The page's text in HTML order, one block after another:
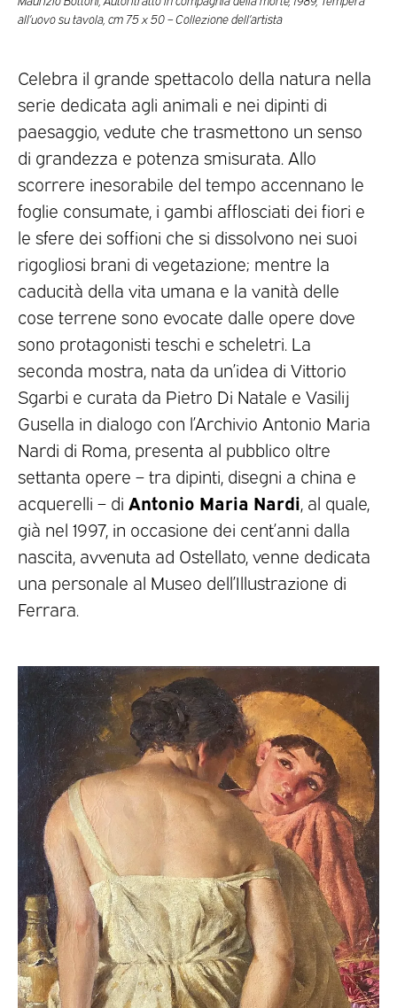
all’uovo su tavola, cm 75 x 50 – Collezione dell’artista
Celebra il grande spettacolo della natura nella
serie dedicata agli animali e nei dipinti di
paesaggio, vedute che trasmettono un senso
di grandezza e potenza smisurata. Allo
scorrere inesorabile del tempo accennano le
foglie consumate, i gambi afflosciati dei fiori e
le sfere dei soffioni che si dissolvono nei suoi
rigogliosi brani di vegetazione; mentre la
caducità della vita umana e la vanità delle
cose terrene sono evocate dalle opere dove
sono protagonisti teschi e scheletri. La
seconda mostra, nata da un’idea di Vittorio
Sgarbi e curata da Pietro Di Natale e Vasilij
Gusella in dialogo con l’Archivio Antonio Maria
Nardi di Roma, presenta al pubblico oltre
settanta opere – tra dipinti, disegni a china e
acquerelli – di Antonio Maria Nardi, al quale,
già nel 1997, in occasione dei cent’anni dalla
nascita, avvenuta ad Ostellato, venne dedicata
una personale al Museo dell’Illustrazione di
Ferrara.